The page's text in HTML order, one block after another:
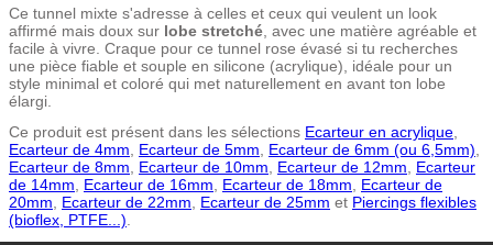
Ce tunnel mixte s'adresse à celles et ceux qui veulent un look
affirmé mais doux sur lobe stretché, avec une matière agréable et
facile à vivre. Craque pour ce tunnel rose évasé si tu recherches
une pièce fiable et souple en silicone (acrylique), idéale pour un
style minimal et coloré qui met naturellement en avant ton lobe
élargi.
Ce produit est présent dans les sélections Ecarteur en acrylique,
Ecarteur de 4mm, Ecarteur de 5mm, Ecarteur de 6mm (ou 6,5mm),
Ecarteur de 8mm, Ecarteur de 10mm, Ecarteur de 12mm, Ecarteur
de 14mm, Ecarteur de 16mm, Ecarteur de 18mm, Ecarteur de
20mm, Ecarteur de 22mm, Ecarteur de 25mm et Piercings flexibles
(bioflex, PTFE...).